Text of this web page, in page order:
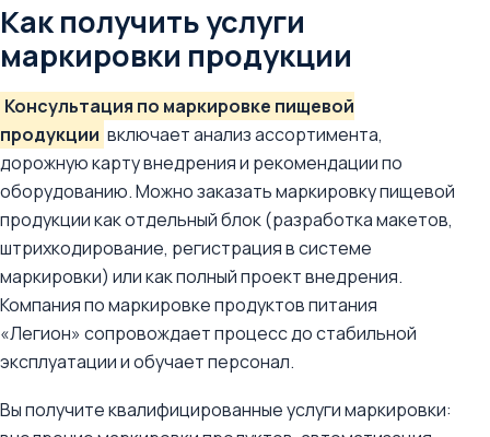
Как получить услуги
маркировки продукции
Консультация по маркировке пищевой
продукции включает анализ ассортимента,
дорожную карту внедрения и рекомендации по
оборудованию. Можно заказать маркировку пищевой
продукции как отдельный блок (разработка макетов,
штрихкодирование, регистрация в системе
маркировки) или как полный проект внедрения.
Компания по маркировке продуктов питания
«Легион» сопровождает процесс до стабильной
эксплуатации и обучает персонал.
Вы получите квалифицированные услуги маркировки: